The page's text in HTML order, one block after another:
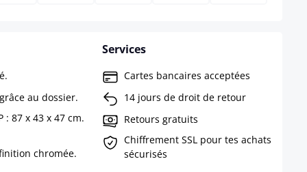
au dossier.
: 87 x 43 x 47 cm.
chromée.
Services
Cartes bancaires acceptées
14 jours de droit de retour
Retours gratuits
Chiffrement SSL pour tes achats
sécurisés